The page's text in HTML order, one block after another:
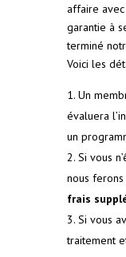
affaire
garantie à
terminé
Voici les
Un
évaluera
un
Si vous
nous ferons
frais
Si vous
traitement